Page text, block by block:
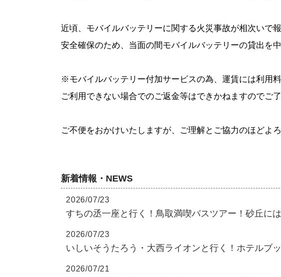
近頃、モバイルバッテリーに関する火災事故が相次いで
安全確保のため、当面の間モバイルバッテリーの貸出を
※モバイルバッテリー付加サービスの為、運賃には利用
ご利用できない場合でのご返金等はできかねますのでご了
ご不便をおかけいたしますが、ご理解とご協力のほどよ
新着情報・NEWS
2026/07/23
すちの丞一座と行く！鳥取満喫バスツアー！砂丘に
2026/07/23
いしいそうたろう・大西ライオンと行く！ホテルブ
2026/07/21